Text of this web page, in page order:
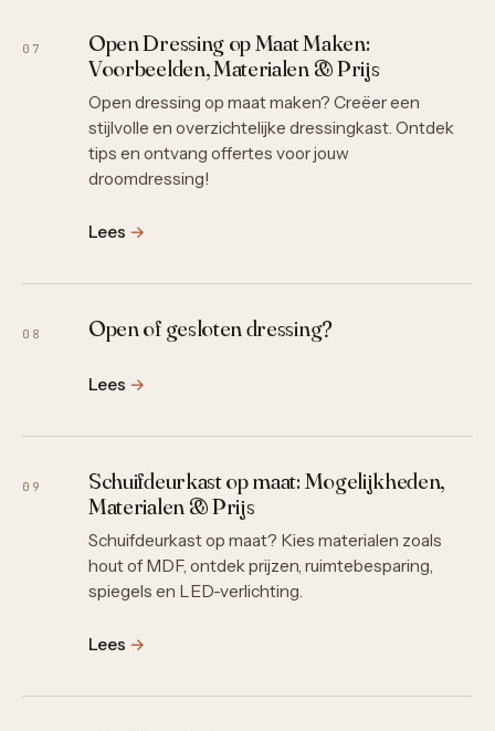
07
Open Dressing op Maat Maken:
Voorbeelden, Materialen & Prijs
Open dressing op maat maken? Creëer een
stijlvolle en overzichtelijke dressingkast. Ontdek
tips en ontvang offertes voor jouw
droomdressing!
Lees →
08 Open of gesloten dressing?
Lees →
09
Schuifdeurkast op maat: Mogelijkheden,
Materialen & Prijs
Schuifdeurkast op maat? Kies materialen zoals
hout of MDF, ontdek prijzen, ruimtebesparing,
spiegels en LED-verlichting.
Lees →